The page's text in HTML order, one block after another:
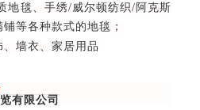
地毯、手绣/威尔顿纺织/阿克斯
等各种款式的地毯；
、墙衣、家居用品
有限公司